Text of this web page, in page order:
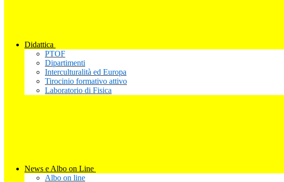
Didattica
PTOF
Dipartimenti
Interculturalità ed Europa
Tirocinio formativo attivo
Laboratorio di Fisica
News e Albo on Line
Albo on line